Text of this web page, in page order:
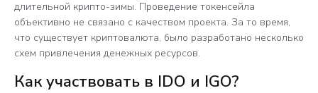
длительной крипто-зимы. Проведение токенсейла
объективно не связано с качеством проекта. За то время,
что существует криптовалюта, было разработано несколько
схем привлечения денежных ресурсов.
Как участвовать в IDO и IGO?